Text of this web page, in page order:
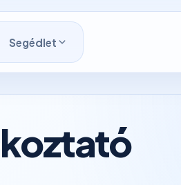
Segédlet